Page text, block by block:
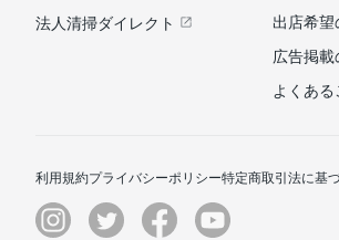
法人清掃ダイレクト
出店希望
広告掲
よくある
利用規約プライバシーポリシー特定商取引法に基